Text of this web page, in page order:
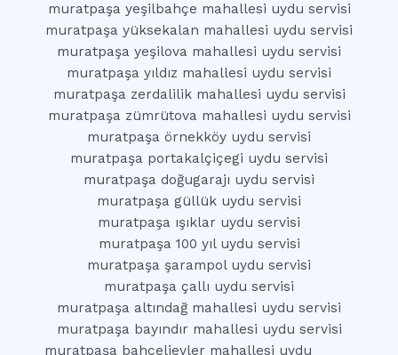
muratpaşa yeşilbahçe mahallesi uydu servisi
muratpaşa yüksekalan mahallesi uydu servisi
muratpaşa yeşilova mahallesi uydu servisi
muratpaşa yıldız mahallesi uydu servisi
muratpaşa zerdalilik mahallesi uydu servisi
muratpaşa zümrütova mahallesi uydu servisi
muratpaşa örnekköy uydu servisi
muratpaşa portakalçiçegi uydu servisi
muratpaşa doğugarajı uydu servisi
muratpaşa güllük uydu servisi
muratpaşa ışıklar uydu servisi
muratpaşa 100 yıl uydu servisi
muratpaşa şarampol uydu servisi
muratpaşa çallı uydu servisi
muratpaşa altındağ mahallesi uydu servisi
muratpaşa bayındır mahallesi uydu servisi
muratpaşa bahçelievler mahallesi uydu